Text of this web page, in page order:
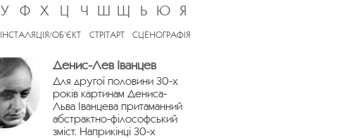
У Ф Х Ц Ч Ш Щ Ь Ю Я
ІНСТАЛЯЦІЯ/ОБ’ЄКТ СТРІТАРТ СЦЕНОГРАФІЯ
Денис-Лев Іванцев
Для другої половини 30-х
років картинам Дениса-
Льва Іванцева притаманний
абстрактно-філософський
зміст. Наприкінці 30-х